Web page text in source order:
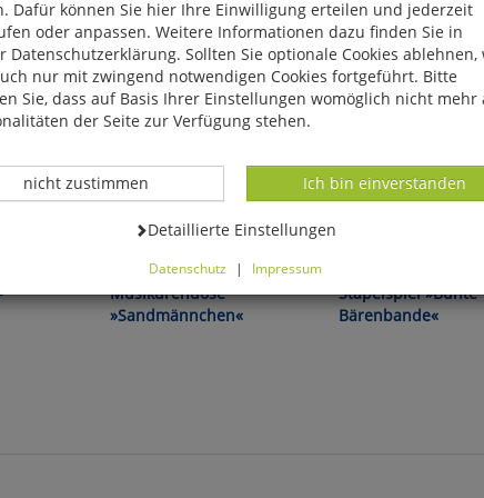
Musikdrehdose
»Sandmännchen«
Stapelspiel »Bunte
Bärenbande«
Dafür können Sie hier Ihre Einwilligung erteilen und jederzeit
oder anpassen. Weitere Informationen dazu finden Sie in
Datenschutzerklärung. Sollten Sie optionale Cookies ablehnen,
nur mit zwingend notwendigen Cookies fortgeführt. Bitte
Sie, dass auf Basis Ihrer Einstellungen womöglich nicht mehr
der Seite zur Verfügung stehen.
Datenverarbeitung -
Ich bin einverstanden
Datenverarbeitung -
nicht zustimmen
Datenverarbeitung -
Detaillierte Einstellungen
Datenschutz | Impressum
ablehnen, wird Ihr Besuch nur mit zwingend notwendigen